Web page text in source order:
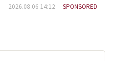
2026.08.06 14:12 SPONSORED